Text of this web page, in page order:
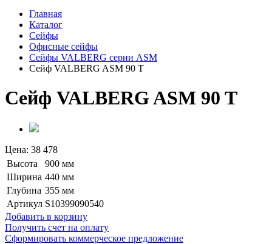
Главная
Каталог
Сейфы
Офисные сейфы
Сейфы VALBERG серии ASM
Сейф VALBERG ASM 90 T
Сейф VALBERG ASM 90 T
Цена: 38 478
Высота
900 мм
Ширина 440 мм
Глубина 355 мм
Артикул S10399090540
Добавить в корзину
Получить счет на оплату
Сформировать коммерческое предложение